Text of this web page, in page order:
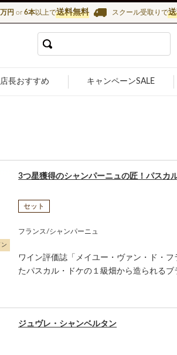
円 or 6本以上で送料無料 スクール受取りで
ーヴ・ド・ラ・マドレーヌ
店長おすすめ キャンペーンSALE
セット
フランス/シャンパーニュ
3つ星獲得のシャンパーニュの匠！パス
ワイン評価誌「メイユー・ヴァン・ド・
たパスカル・ドケの１級畑から造られるブ
ジュヴレ・シャンベルタン